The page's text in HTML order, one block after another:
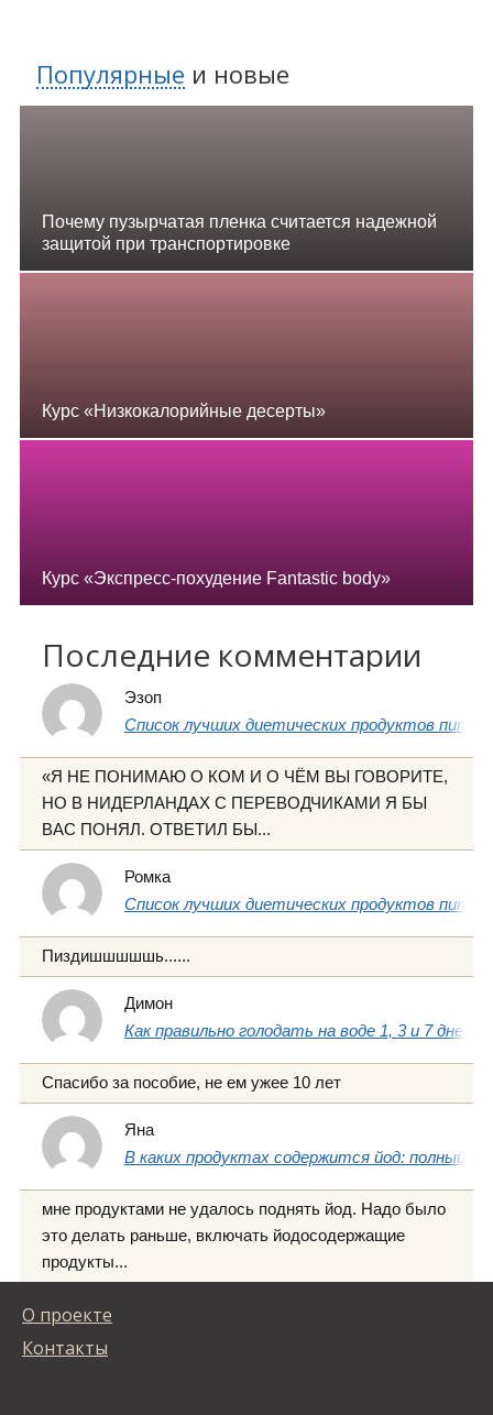
Популярные и новые
Почему пузырчатая пленка считается надежной
защитой при транспортировке
Курс «Низкокалорийные десерты»
Курс «Экспресс-похудение Fantastic body»
Последние комментарии
Эзоп
Список лучших диетических продуктов
«Я НЕ ПОНИМАЮ О КОМ И О ЧЁМ ВЫ ГОВОРИТЕ,
НО В НИДЕРЛАНДАХ С ПЕРЕВОДЧИКАМИ Я БЫ
ВАС ПОНЯЛ. ОТВЕТИЛ БЫ...
Ромка
Список лучших диетических продуктов
Пиздишшшшшь......
Димон
Как правильно голодать на воде 1, 3 и 7 дней
Спасибо за пособие, не ем ужее 10 лет
Яна
В каких продуктах содержится йод: полный
мне продуктами не удалось поднять йод. Надо было
это делать раньше, включать йодосодержащие
продукты...
О проекте
Контакты